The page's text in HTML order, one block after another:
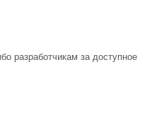
разработчикам за доступное